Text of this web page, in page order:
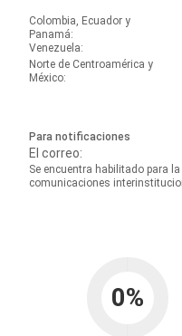
Colombia, Ecuador y
Panamá:
Venezuela:
Norte de Centroamérica y
México:
Para notificaciones
El correo:
Se encuentra habilitado para
comunicaciones
0%